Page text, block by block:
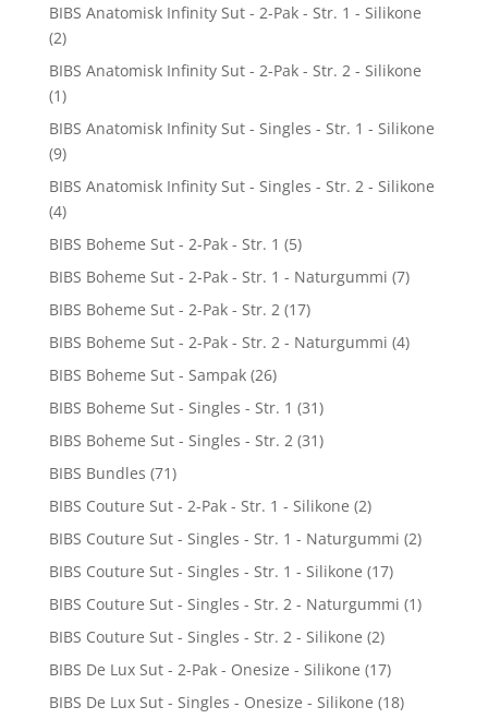
BIBS Anatomisk Infinity Sut - 2-Pak - Str. 1 - Silikone
(2)
BIBS Anatomisk Infinity Sut - 2-Pak - Str. 2 - Silikone
(1)
BIBS Anatomisk Infinity Sut - Singles - Str. 1 - Silikone
(9)
BIBS Anatomisk Infinity Sut - Singles - Str. 2 - Silikone
(4)
BIBS Boheme Sut - 2-Pak - Str. 1 (5)
BIBS Boheme Sut - 2-Pak - Str. 1 - Naturgummi (7)
BIBS Boheme Sut - 2-Pak - Str. 2 (17)
BIBS Boheme Sut - 2-Pak - Str. 2 - Naturgummi (4)
BIBS Boheme Sut - Sampak (26)
BIBS Boheme Sut - Singles - Str. 1 (31)
BIBS Boheme Sut - Singles - Str. 2 (31)
BIBS Bundles (71)
BIBS Couture Sut - 2-Pak - Str. 1 - Silikone (2)
BIBS Couture Sut - Singles - Str. 1 - Naturgummi (2)
BIBS Couture Sut - Singles - Str. 1 - Silikone (17)
BIBS Couture Sut - Singles - Str. 2 - Naturgummi (1)
BIBS Couture Sut - Singles - Str. 2 - Silikone (2)
BIBS De Lux Sut - 2-Pak - Onesize - Silikone (17)
BIBS De Lux Sut - Singles - Onesize - Silikone (18)